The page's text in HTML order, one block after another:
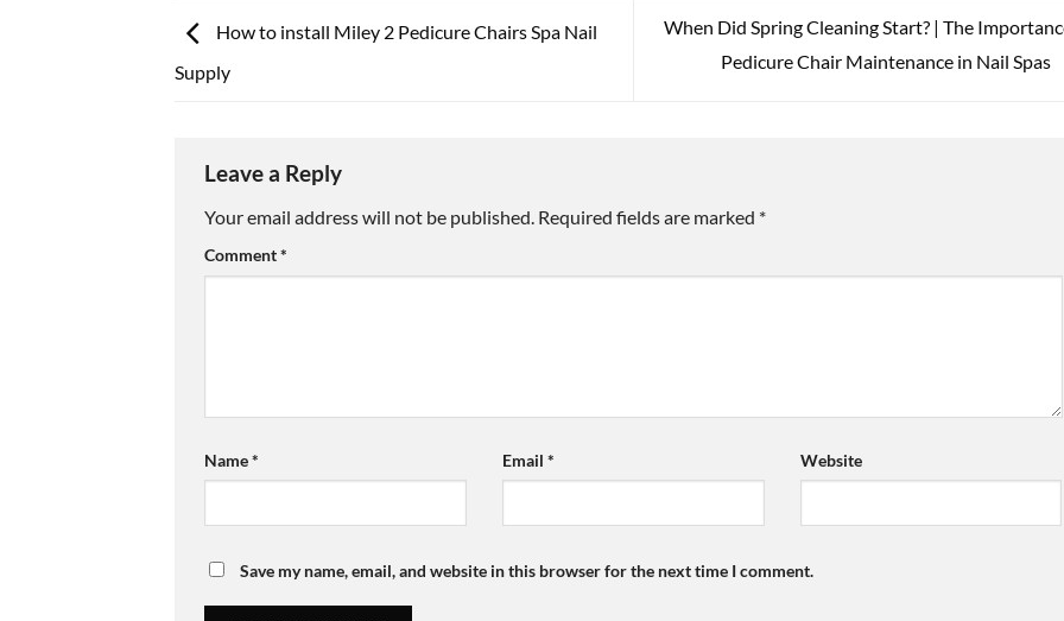
How to install Miley 2 Pedicure Chairs Spa Nail
Supply
When Did Spring Cleaning Start? | The
Pedicure Chair Maintenance in Nail Spas
Leave a Reply
Your email address will not be published. Required fields are marked *
Comment*
Name* Email * Website
Save my name, email, and website in this browser for the next time I comment.